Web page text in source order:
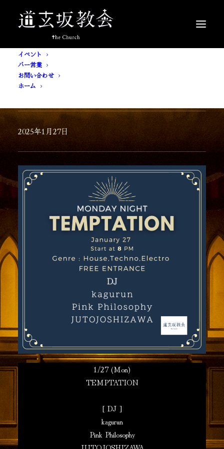
イベント
バー営業
お問い合わせ
ホーム
[ 入場無料 ] TEMPTATION
2025年1月27日
1/27 (Mon)
TEMPTATION
[ DJ ]
kagurun
Pink Philosophy